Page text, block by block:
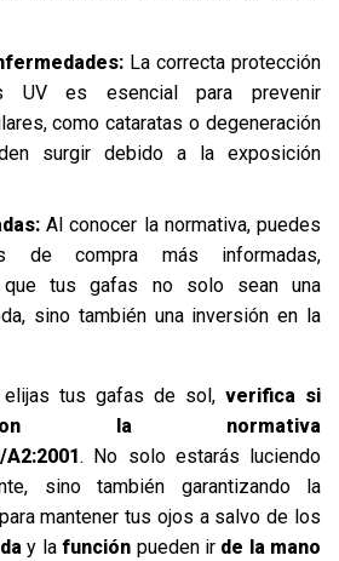
La correcta protección
UV es esencial para prevenir
como cataratas o degeneración
surgir debido a la exposición
Al conocer la normativa, puedes
de compra más informadas,
que tus gafas no solo sean una
sino también una inversión en la
elijas tus gafas de sol, verifica si
la normativa
A2:2001. No solo estarás luciendo
sino también garantizando la
mantener tus ojos a salvo de los
y lafunción pueden ir de la mano